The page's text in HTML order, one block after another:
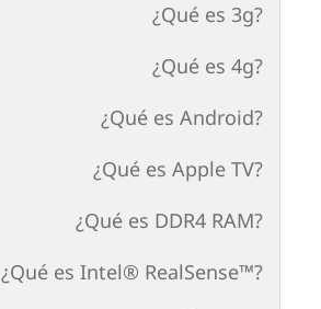
¿Qué es 3g?
¿Qué es 4g?
¿Qué es Android?
¿Qué es Apple TV?
¿Qué es DDR4 RAM?
¿Qué es Intel® RealSense™?